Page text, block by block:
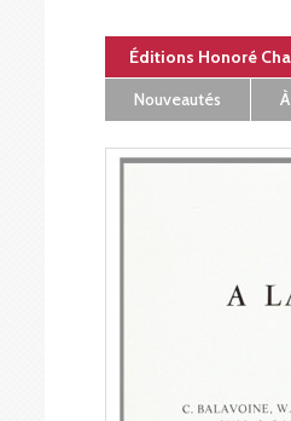
Éditions Honoré
Nouveautés